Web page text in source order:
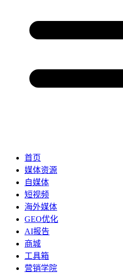
首页
媒体资源
自媒体
短视频
海外媒体
GEO优化
AI报告
商城
工具箱
营销学院